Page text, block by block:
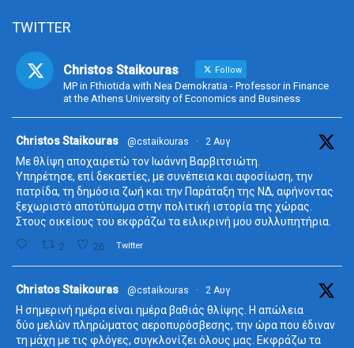
TWITTER
Christos Staikouras Follow
MP in Fthiotida with Nea Demokratia - Professor in Finance
at the Athens University of Economics and Business
Christos Staikouras @cstaikouras · 2 Αυγ
Με θλίψη αποχαιρετώ τον Ιωάννη Βαρβιτσιώτη.
Υπηρέτησε, επί δεκαετίες, με συνέπεια και αφοσίωση, την
πατρίδα, τη δημόσια ζωή και την Παράταξη της ΝΔ, αφήνοντας
ξεχωριστό αποτύπωμα στην πολιτική ιστορία της χώρας.
Στους οικείους του εκφράζω τα ειλικρινή μου συλλυπητήρια.
2 26 Twitter
Christos Staikouras @cstaikouras · 2 Αυγ
Η σημερινή ημέρα είναι ημέρα βαθιάς θλίψης. Η απώλεια
δύο μελών πληρώματος αεροπυρόσβεσης, την ώρα που έδιναν
τη μάχη με τις φλόγες, συγκλονίζει όλους μας. Εκφράζω τα